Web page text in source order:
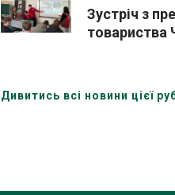
Зустріч з
товариства
Дивитись всі новини цієї